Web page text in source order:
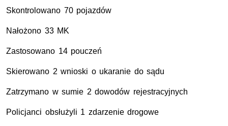
Skontrolowano 70 pojazdów
Nałożono 33 MK
Zastosowano 14 pouczeń
Skierowano 2 wnioski o ukaranie do sądu
Zatrzymano w sumie 2 dowodów rejestracyjnych
Policjanci obsłużyli 1 zdarzenie drogowe